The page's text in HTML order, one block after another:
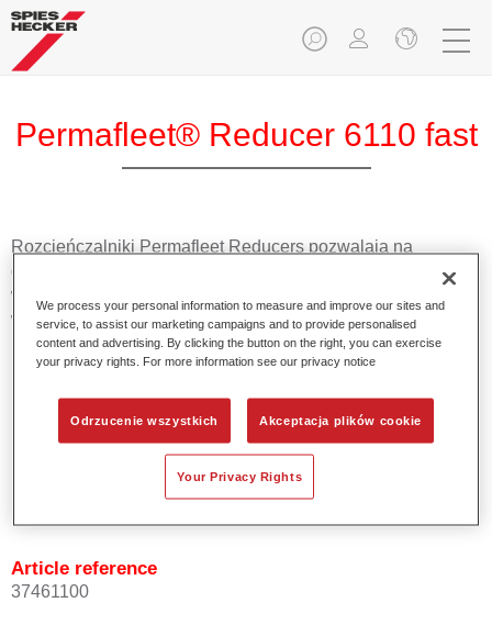
Permafleet® Reducer 6110 fast
Rozcieńczalniki Permafleet Reducers pozwalają na
dostosowanie odpowiedniej lepkości produktów Permafleet
w celu zapewniania optymalnej aplikacji we każdych
warunkach.
Product Features
Odpowiednie do mniejszych obiektów w temperaturze
15°C - 25°C.
Article reference
37461100
We process your personal information to measure and improve our sites and
service, to assist our marketing campaigns and to provide personalised
content and advertising. By clicking the button on the right, you can exercise
your privacy rights. For more information see our privacy notice
Odrzucenie wszystkich Akceptacja plików cookie
Your Privacy Rights